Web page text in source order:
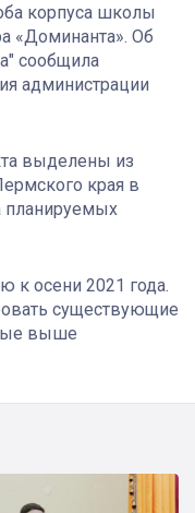
корпуса школы
«Доминанта». Об
сообщила
администрации
выделены из
края в
планируемых
к осени 2021 года.
существующие
выше